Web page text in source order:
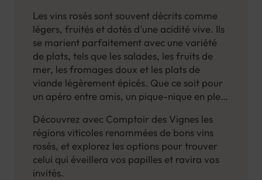
peau. Cette technique permet d'obtenir des
vins rosés aux nuances allant du pâle au plus
intense.
Les vins rosés sont souvent décrits comme
légers, fruités et dotés d'une acidité vive. Ils
se marient parfaitement avec une variété
de plats, tels que les salades, les fruits de
mer, les fromages doux et les plats de
viande légèrement épicés. Que ce soit pour
un apéro entre amis, un pique-nique en plein
un choix populaire et élégant.
Découvrez avec Comptoir des Vignes les
régions viticoles renommées de bons vins
rosés, et explorez les options pour trouver
celui qui éveillera vos papilles et ravira vos
invités.